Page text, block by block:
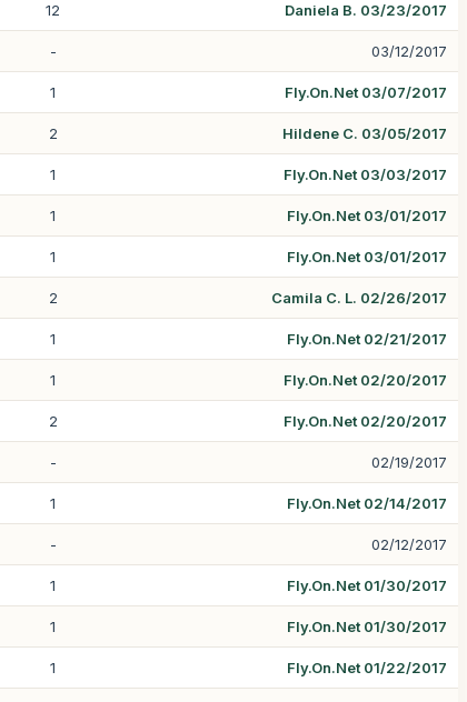
12 Daniela B. 03/23/2017
- 03/12/2017
1 Fly.On.Net 03/07/2017
2 Hildene C. 03/05/2017
1 Fly.On.Net 03/03/2017
1 Fly.On.Net 03/01/2017
1 Fly.On.Net 03/01/2017
2 Camila C. L. 02/26/2017
1 Fly.On.Net 02/21/2017
1 Fly.On.Net 02/20/2017
2 Fly.On.Net 02/20/2017
- 02/19/2017
1 Fly.On.Net 02/14/2017
- 02/12/2017
1 Fly.On.Net 01/30/2017
1 Fly.On.Net 01/30/2017
1 Fly.On.Net 01/22/2017